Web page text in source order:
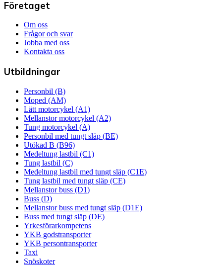
Företaget
Om oss
Frågor och svar
Jobba med oss
Kontakta oss
Utbildningar
Personbil (B)
Moped (AM)
Lätt motorcykel (A1)
Mellanstor motorcykel (A2)
Tung motorcykel (A)
Personbil med tungt släp (BE)
Utökad B (B96)
Medeltung lastbil (C1)
Tung lastbil (C)
Medeltung lastbil med tungt släp (C1E)
Tung lastbil med tungt släp (CE)
Mellanstor buss (D1)
Buss (D)
Mellanstor buss med tungt släp (D1E)
Buss med tungt släp (DE)
Yrkesförarkompetens
YKB godstransporter
YKB persontransporter
Taxi
Snöskoter